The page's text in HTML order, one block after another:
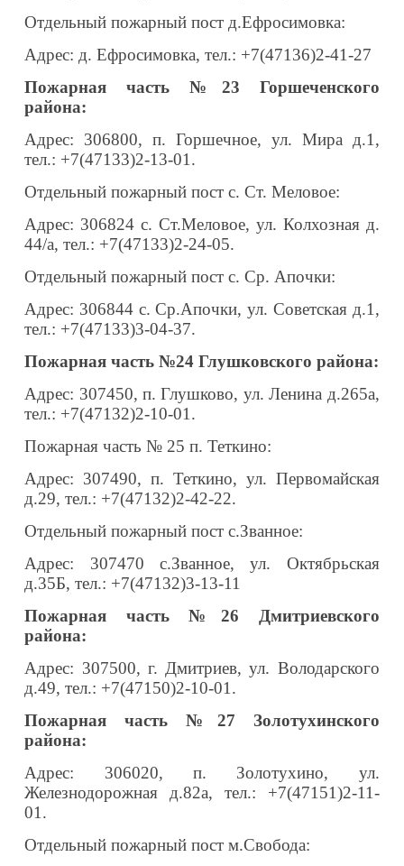
Отдельный пожарный пост д.Ефросимовка:
Адрес: д. Ефросимовка, тел.: +7(47136)2-41-27
Пожарная часть №23 Горшеченского
района:
Адрес: 306800, п. Горшечное, ул. Мира д.1,
тел.: +7(47133)2-13-01.
Отдельный пожарный пост с. Ст. Меловое:
Адрес: 306824 с. Ст.Меловое, ул. Колхозная д.
44/а, тел.: +7(47133)2-24-05.
Отдельный пожарный пост с. Ср. Апочки:
Адрес: 306844 с. Ср.Апочки, ул. Советская д.1,
тел.: +7(47133)3-04-37.
Пожарная часть №24 Глушковского района:
Адрес: 307450, п. Глушково, ул. Ленина д.265а,
тел.: +7(47132)2-10-01.
Пожарная часть № 25 п. Теткино:
Адрес: 307490, п. Теткино, ул. Первомайская
д.29, тел.: +7(47132)2-42-22.
Отдельный пожарный пост с.Званное:
Адрес: 307470 с.Званное, ул. Октябрьская
д.35Б, тел.: +7(47132)3-13-11
Пожарная часть №26 Дмитриевского
района:
Адрес: 307500, г. Дмитриев, ул. Володарского
д.49, тел.: +7(47150)2-10-01.
Пожарная часть №27 Золотухинского
района:
Адрес: 306020, п. Золотухино, ул.
Железнодорожная д.82а, тел.: +7(47151)2-11-
01.
Отдельный пожарный пост м.Свобода: